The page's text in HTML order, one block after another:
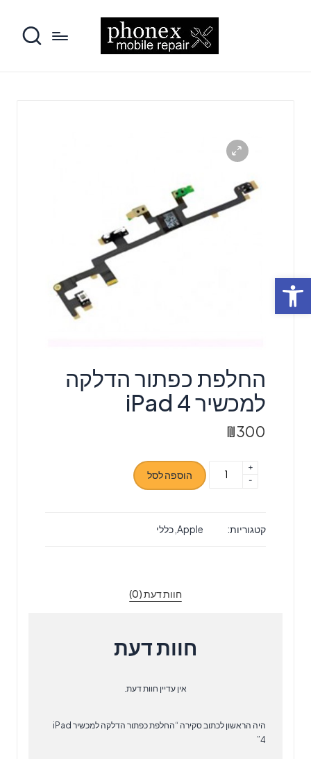
פתח סרגל נגישות
החלפת כפתור הדלקה
למכשיר iPad 4
₪300
כמות
הדלקה
-
+
הוספה לסל
קטגוריות: Apple כללי
חוות דעת (0)
חוות דעת
אין עדיין חוות דעת.
היה הראשון לכתוב סקירה “החלפת כפתור הדלקה למכשיר iPad
4”